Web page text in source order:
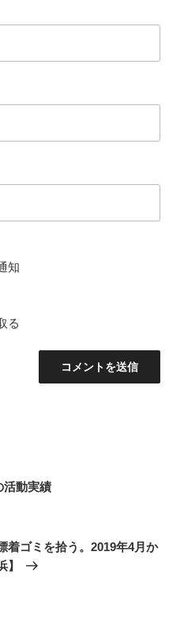
知
る
の活動実績
着ゴミを拾う。2019年4月か